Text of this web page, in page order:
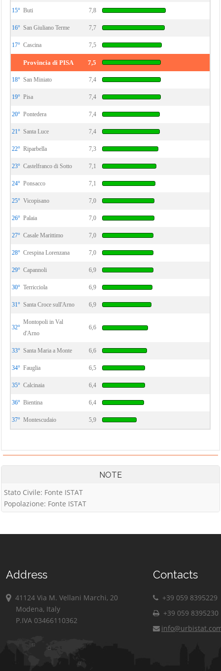
15° Buti 7,8
16° San Giuliano Terme 7,7
17° Cascina 7,5
Provincia di PISA 7,5
18° San Miniato 7,4
19° Pisa 7,4
20° Pontedera 7,4
21° Santa Luce 7,4
22° Riparbella 7,3
23° Castelfranco di Sotto 7,1
24° Ponsacco 7,1
25° Vicopisano 7,0
26° Palaia 7,0
27° Casale Marittimo 7,0
28° Crespina Lorenzana 7,0
29° Capannoli 6,9
30° Terricciola 6,9
31° Santa Croce sull'Arno 6,9
32°
Montopoli in Val
d'Arno
6,6
33° Santa Maria a Monte 6,6
34° Fauglia 6,5
35° Calcinaia 6,4
36° Bientina 6,4
37° Montescudaio 5,9
NOTE
Stato Civile: Fonte ISTAT
Popolazione: Fonte ISTAT
Address
41124 Via M. Vellani Marchi, 20
Modena, Italy
P.IVA 03466110362
Contacts
+39 059 8395229
+39 059 8395230